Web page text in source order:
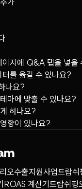
지에 Q&A 탭을 넣을
를 옮길 수 있나요?
나요?
마에 맞출 수 있나요?
하나요?
향이 있나요?
오수출지원사업드랍쉬
ROAS 계산기드랍쉬핑